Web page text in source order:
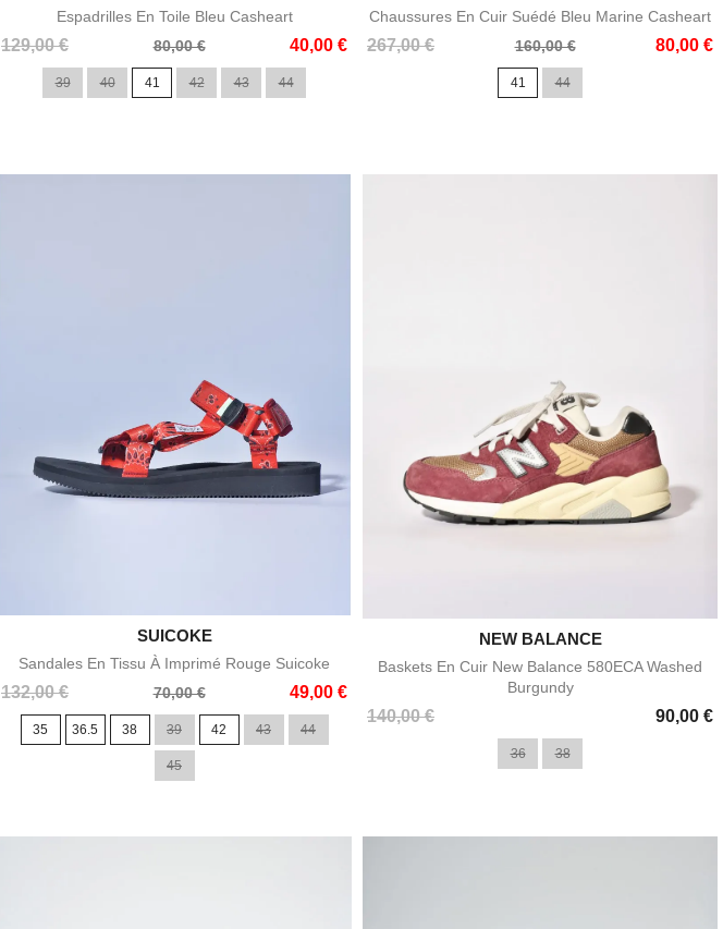
Espadrilles En Toile Bleu Casheart
129,00 €
Prix
80,00 € 40,00 €
Prix
39 40 41 42 43 44
Chaussures En Cuir Suédé Bleu Marine Casheart
267,00 €
Prix
160,00 € 80,00 €
Prix
41 44
Aperçu rapide
SUICOKE
Sandales En Tissu À Imprimé Rouge Suicoke
132,00 €
Prix
base
70,00 € 49,00 €
Prix
35 36.5 38 39 42 43 44
45
Aperçu rapide
NEW BALANCE
Baskets En Cuir New Balance 580ECA Washed
Burgundy
140,00 € 90,00 €
Prix
36 38